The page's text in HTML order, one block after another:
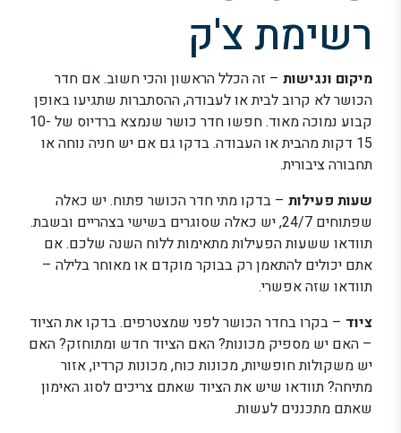
רשימת צ'ק
מיקום ונגישות – זה הכלל הראשון והכי חשוב. אם חדר
הכושר לא קרוב לבית או לעבודה, ההסתברות שתגיעו באופן
קבוע נמוכה מאוד. חפשו חדר כושר שנמצא ברדיוס של 10-
15 דקות מהבית או העבודה. בדקו גם אם יש חניה נוחה או
תחבורה ציבורית.
שעות פעילות – בדקו מתי חדר הכושר פתוח. יש כאלה
שפתוחים 24/7, יש כאלה שסוגרים בשישי בצהריים ובשבת.
תוודאו ששעות הפעילות מתאימות ללוח השנה שלכם. אם
אתם יכולים להתאמן רק בבוקר מוקדם או מאוחר בלילה –
תוודאו שזה אפשרי.
ציוד – בקרו בחדר הכושר לפני שמצטרפים. בדקו את הציוד
– האם יש מספיק מכונות? האם הציוד חדש ומתוחזק? האם
יש משקולות חופשיות, מכונות כוח, מכונות קרדיו, אזור
מתיחה? תוודאו שיש את הציוד שאתם צריכים לסוג האימון
שאתם מתכננים לעשות.